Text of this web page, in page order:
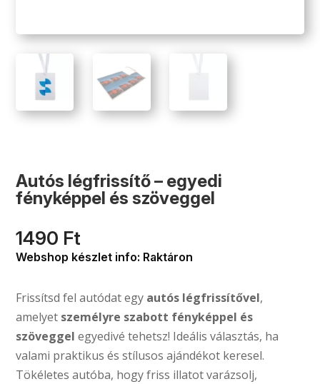
Autós légfrissítő – egyedi
fényképpel és szöveggel
1490 Ft
Webshop készlet info: Raktáron
Frissítsd fel autódat egy autós légfrissítővel,
amelyet személyre szabott fényképpel és
szöveggel egyedivé tehetsz! Ideális választás, ha
valami praktikus és stílusos ajándékot keresel.
Tökéletes autóba, hogy friss illatot varázsolj,